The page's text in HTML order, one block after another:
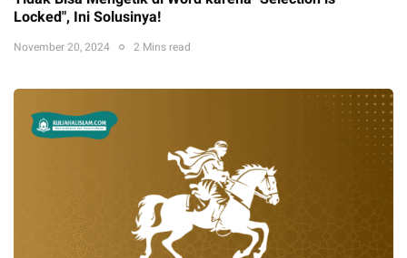
Locked", Ini Solusinya!
November 20, 2024 2 Mins read